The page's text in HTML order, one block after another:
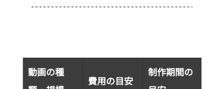
動画の種
費用の目安
制作期間の